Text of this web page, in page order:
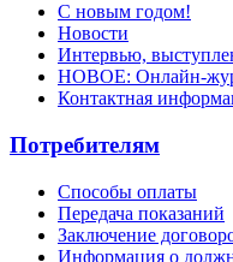
С новым годом!
Новости
Интервью,
НОВОЕ: Онлайн-
Контактная
Потребителям
Способы оплаты
Передача показаний
Заключение
Информация о